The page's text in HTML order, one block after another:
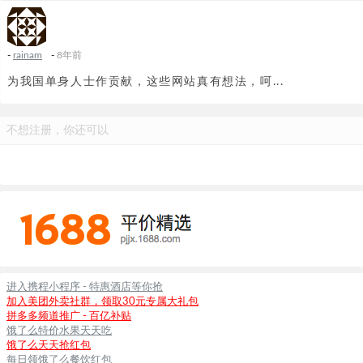
- rainam - 8年前
为我国单身人士作贡献，这些网站真有想法，呵...
不想注册，你还可以
进入携程小程序 - 特惠酒店等你抢
加入美团外卖社群，领取30元专属大礼包
拼多多频道推广 - 百亿补贴
饿了么特价水果天天吃
饿了么天天抢红包
每日领饿了么餐饮红包